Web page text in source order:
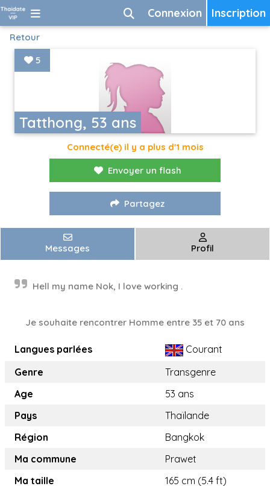
Inscription
Connexion
Retour
Tatthong, 53 ans
5
Connecté(e) il y a plus d'1 mois
Envoyer un flash
Partagez
Messages Profil
Hell my name Nok, I love working .
Je souhaite rencontrer Homme entre 35 et 70 ans
Langues parlées
Courant
Genre
Transgenre
Age
53 ans
Pays
Thaïlande
Région
Bangkok
Ma commune
Prawet
Ma taille
165 cm (5.4 ft)